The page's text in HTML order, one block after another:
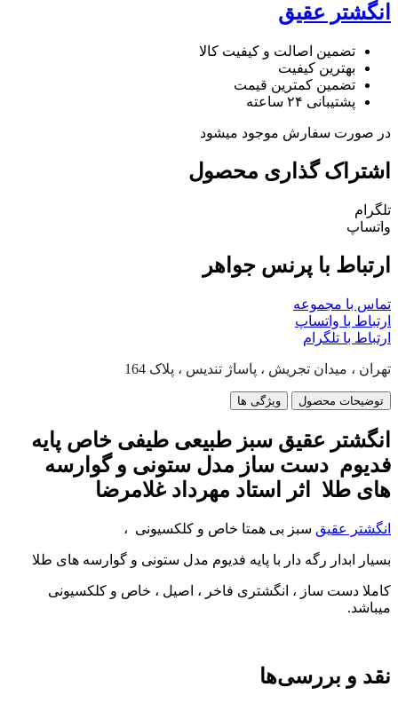
انگشتر عقیق
تضمین اصالت و کیفیت کالا
بهترین کیفیت
تضمین کمترین قیمت
پشتیبانی ۲۴ ساعته
در صورت سفارش موجود میشود
اشتراک گذاری محصول
تلگرام
واتساپ
ارتباط با پرنس جواهر
تماس با مجموعه
ارتباط با واتساپ
ارتباط با تلگرام
تهران ، میدان تجریش ، پاساژ تندیس ، پلاک 164
توضیحات محصول ویژگی ها
انگشتر عقیق سبز طبیعی طیفی خاص پایه
فدیوم دست ساز مدل ستونی و گوارسه
های طلا اثر استاد مهرداد غلامرضا
انگشتر عقیق سبز بی همتا خاص و کلکسیونی ،
بسیار ابدار رگه دار با پایه فدیوم مدل ستونی و گوارسه های طلا
کاملا دست ساز ، انگشتری فاخر ، اصیل ، خاص و کلکسیونی
میباشد.
نقد و بررسی‌ها